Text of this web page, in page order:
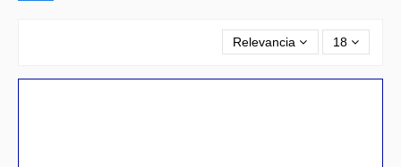
Relevancia 18